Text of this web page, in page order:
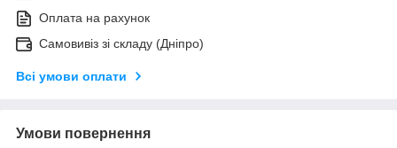
Оплата на рахунок
Самовивіз зі складу (Дніпро)
Всі умови оплати
Умови повернення